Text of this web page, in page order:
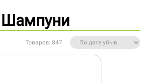
Шампуни
Товаров: 847